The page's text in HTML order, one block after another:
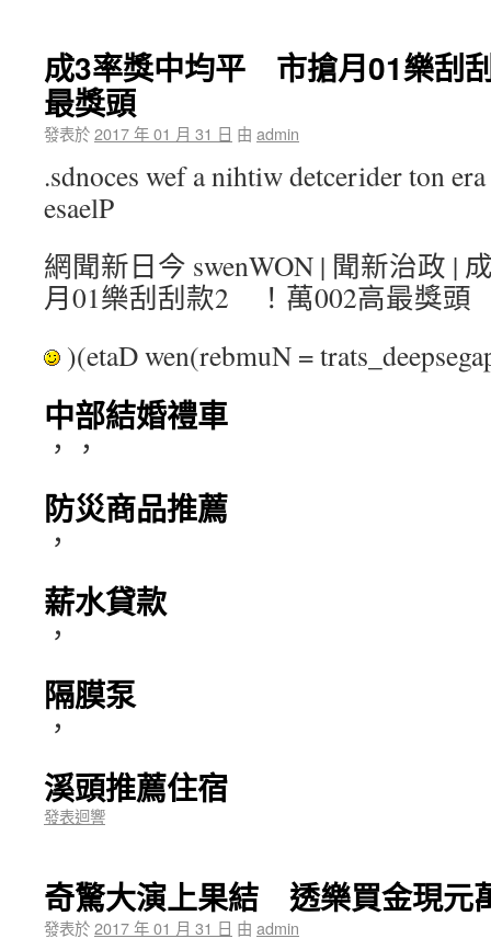
成3率獎中均平 市搶月01樂刮
最獎頭
發表於2017 年 01 月 31 日 由 admin
.sdnoces wef a nihtiw detcerider ton
esaelP
網聞新日今 swenWON | 聞新治政
月01樂刮刮款2 ！萬002高最獎頭
)(etaD wen(rebmuN =
中部結婚禮車
，，
防災商品推薦
，
薪水貸款
，
隔膜泵
，
溪頭推薦住宿
發表迴響
奇驚大演上果結 透樂買金現元
發表於2017 年 01 月 31 日 由 admin